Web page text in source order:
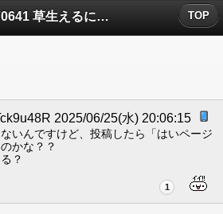
No.70641 草生えるについたコメント TOP
2025/06/25(水) 20:06:15
いんですけど、投稿したら「はいページ
かな？？
？
1